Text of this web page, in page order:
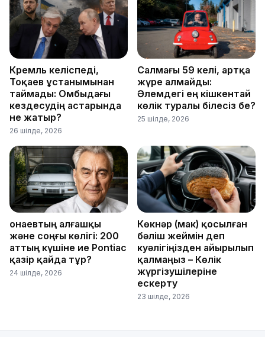
Кремль келіспеді,
Тоқаев ұстанымынан
таймады: Омбыдағы
кездесудің астарында
не жатыр?
26 шілде, 2026
Салмағы 59 келі, артқа
жүре алмайды:
Әлемдегі ең кішкентай
көлік туралы білесіз бе?
25 шілде, 2026
Қонаевтың алғашқы
және соңғы көлігі: 200
аттың күшіне ие Pontiac
қазір қайда тұр?
24 шілде, 2026
Көкнәр (мак) қосылған
бәліш жеймін деп
куәлігіңізден айырылып
қалмаңыз – Көлік
жүргізушілеріне
ескерту
23 шілде, 2026